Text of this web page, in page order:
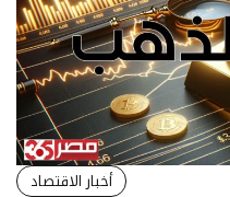
أخبار الاقتصاد